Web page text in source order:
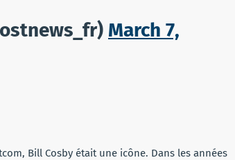
March 7,
Bill Cosby était une icône. Dans les années